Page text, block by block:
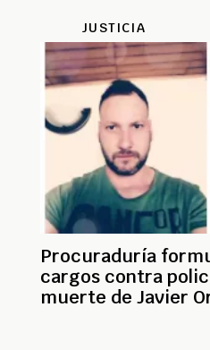
JUSTICIA
Procuraduría
cargos contra
muerte de Javier